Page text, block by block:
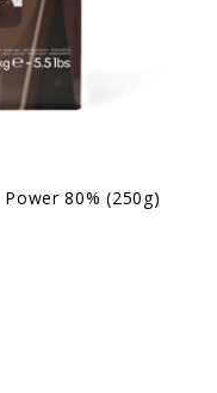
80% (250g)